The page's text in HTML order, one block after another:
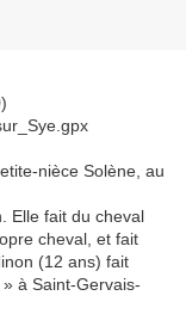
nièce Solène, au
Elle fait du cheval
cheval, et fait
(12 ans) fait
» à Saint-Gervais-